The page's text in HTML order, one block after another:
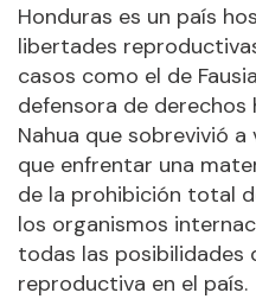
Honduras es un país
libertades
casos como el de
defensora de derechos
Nahua que sobrevivió
que enfrentar una
de la prohibición total
los organismos
todas las posibilidades
reproductiva en el país.